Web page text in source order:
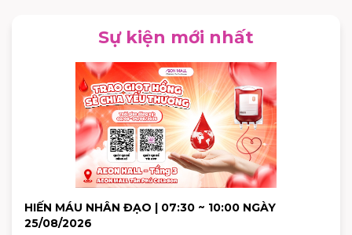
Sự kiện mới nhất
HIẾN MÁU NHÂN ĐẠO | 07:30 ~ 10:00 NGÀY
25/08/2026